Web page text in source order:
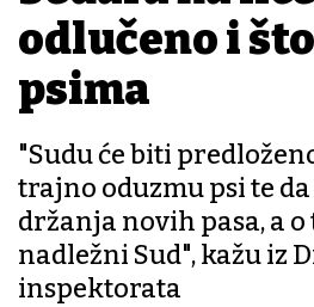
odlučeno i
psima
"Sudu će biti
trajno oduzmu psi te
držanja novih pasa, a
nadležni Sud", kažu iz
inspektorata